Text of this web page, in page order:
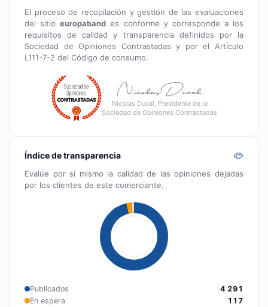
El proceso de recopilación y gestión de las evaluaciones
del sitioeuropaband es conforme y corresponde a los
requisitos de calidad y transparencia definidos por la
Sociedad de Opiniones Contrastadas y por el Artículo
L111-7-2 del Código de consumo.
Nicolas Duval, Presidente de la
Sociedad de Opiniones Contrastadas
Índice de transparencia
Evalúe por sí mismo la calidad de las opiniones dejadas
por los clientes de este comerciante.
Publicados
4 291
En espera
117